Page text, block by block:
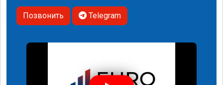
Позвонить Telegram